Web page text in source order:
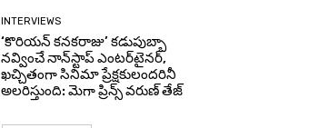
INTERVIEWS
‘కొరియన్ కనకరాజు’ కడుపుబ్బా
నవ్వించే నాన్‌స్టాప్ ఎంటర్‌టైనర్,
ఖచ్చితంగా సినిమా ప్రేక్షకులందరినీ
అలరిస్తుంది: మెగా ప్రిన్స్ వరుణ్ తేజ్